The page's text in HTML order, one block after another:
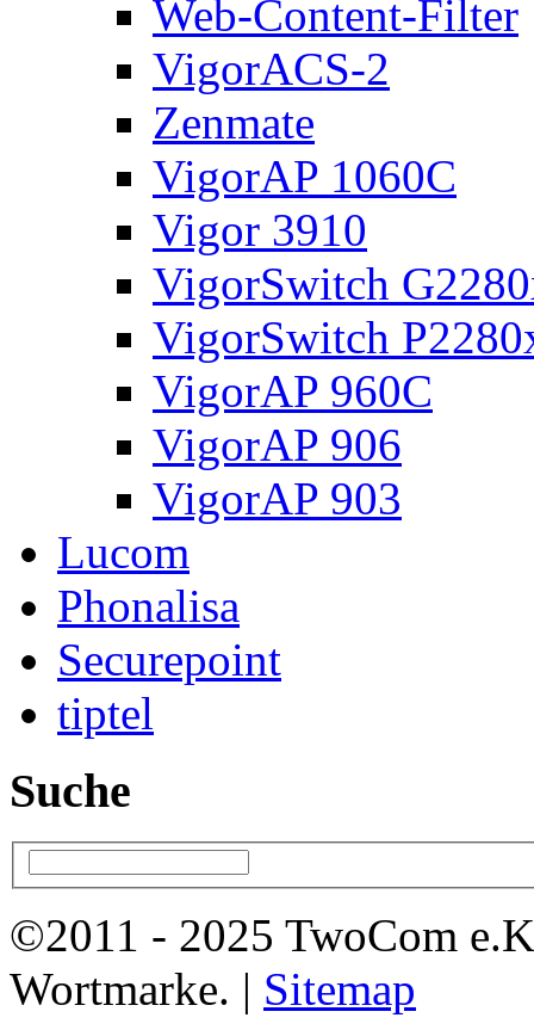
Web-Content-Filter
VigorACS-2
Zenmate
VigorAP 1060C
Vigor 3910
VigorSwitch
VigorSwitch
VigorAP 960C
VigorAP 906
VigorAP 903
Lucom
Phonalisa
Securepoint
tiptel
Suche
©2011 - 2025 TwoCom
Wortmarke. | Sitemap